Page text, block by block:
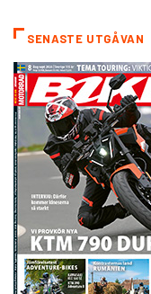
SENASTE UTGÅVAN